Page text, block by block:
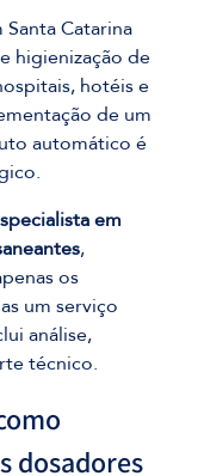
Catarina
higienização de
hotéis e
de um
automático é
em
,
os
um serviço
análise,
técnico.
dosadores